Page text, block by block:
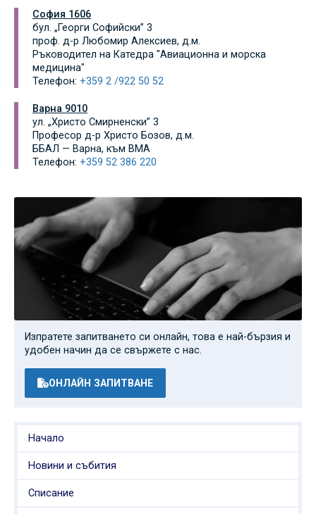
София 1606
бул. „Георги Софийски” 3
проф. д-р Любомир Алексиев, д.м.
Ръководител на Катедра "Авиационна и морска
медицина"
Телефон: +359 2 /922 50 52
Варна 9010
ул. „Христо Смирненски” 3
Професор д-р Христо Бозов, д.м.
ББАЛ — Варна, към ВМA
Телефон: +359 52 386 220
Изпратете запитването си онлайн, това е най-бързия и
удобен начин да се свържете с нас.
ОНЛАЙН ЗАПИТВАНЕ
Начало
Новини и събития
Списание